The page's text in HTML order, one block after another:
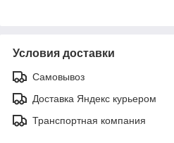
Условия доставки
Самовывоз
Доставка Яндекс курьером
Транспортная компания